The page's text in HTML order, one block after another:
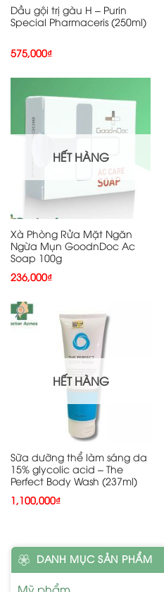
Dầu gội trị gàu H – Purin
Special Pharmaceris (250ml)
575,000₫
HẾT HÀNG
Xà Phòng Rửa Mặt Ngăn
Ngừa Mụn GoodnDoc Ac
Soap 100g
236,000₫
HẾT HÀNG
Sữa dưỡng thể làm sáng da
15% glycolic acid – The
Perfect Body Wash (237ml)
1,100,000₫
DANH MỤC SẢN PHẨM